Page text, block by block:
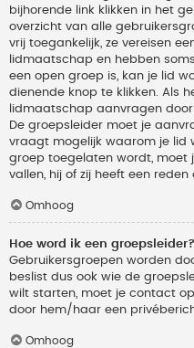
bijhorende link klikken in het
overzicht van alle
vrij toegankelijk, ze vereisen
lidmaatschap en hebben
een open groep is, kan je lid
dienende knop te klikken. Als
lidmaatschap aanvragen
De groepsleider moet je
vraagt mogelijk waarom je lid
groep toegelaten wordt, moet
vallen, hij of zij heeft een
Omhoog
Hoe word ik een groepsleider?
Gebruikersgroepen worden
beslist dus ook wie de
wilt starten, moet je contact
door hem/haar een
Omhoog